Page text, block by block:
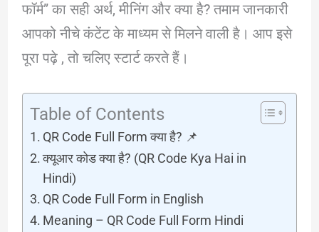
फॉर्म” का सही अर्थ, मीनिंग और क्या है? तमाम जानकारी
आपको नीचे कंटेंट के माध्यम से मिलने वाली है। आप इसे
पूरा पढ़े , तो चलिए स्टार्ट करते हैं।
Table of Contents
QR Code Full Form क्या है? 📌
क्यूआर कोड क्या है? (QR Code Kya Hai in
Hindi)
QR Code Full Form in English
Meaning – QR Code Full Form Hindi